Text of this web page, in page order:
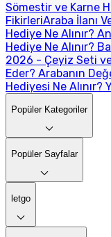
Sömestir ve Karne
FikirleriAraba İlanı
Hediye Ne Alınır?
Hediye Ne Alınır?
2026 - Çeyiz Seti
Eder? Arabanın
Hediyesi Ne Alınır?
Popüler Kategoriler
Popüler Sayfalar
letgo